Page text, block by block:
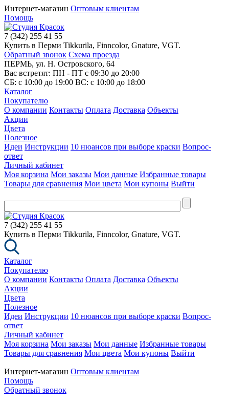
Интернет-магазин Оптовым клиентам
Помощь
7 (342) 255 41 55
Купить в Перми Tikkurila, Finncolor, Gnature, VGT.
Обратный звонок Схема проезда
ПЕРМЬ, ул. Н. Островского, 64
Вас встретят: ПН - ПТ с 09:30 до 20:00
СБ: с 10:00 до 19:00 ВС: с 10:00 до 18:00
Каталог
Покупателю
О компании Контакты Оплата Доставка Объекты
Акции
Цвета
Полезное
Идеи Инструкции 10 нюансов при выборе краски Вопрос-
ответ
Личный кабинет
Моя корзина Мои заказы Мои данные Избранные товары
Товары для сравнения Мои цвета Мои купоны Выйти
7 (342) 255 41 55
Купить в Перми Tikkurila, Finncolor, Gnature, VGT.
Каталог
Покупателю
О компании Контакты Оплата Доставка Объекты
Акции
Цвета
Полезное
Идеи Инструкции 10 нюансов при выборе краски Вопрос-
ответ
Личный кабинет
Моя корзина Мои заказы Мои данные Избранные товары
Товары для сравнения Мои цвета Мои купоны Выйти
Интернет-магазин Оптовым клиентам
Помощь
Обратный звонок